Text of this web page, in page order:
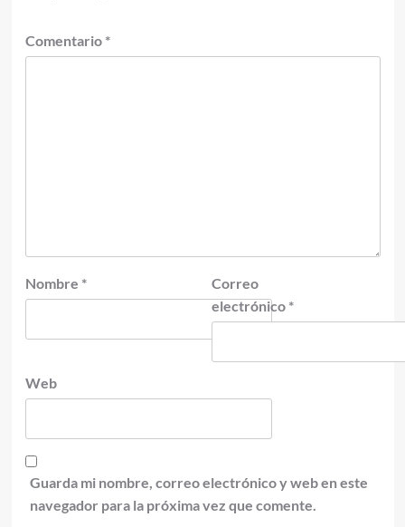
Comentario *
Nombre *
Correo
electrónico *
Web
Guarda mi nombre, correo electrónico y web en este
navegador para la próxima vez que comente.